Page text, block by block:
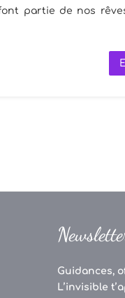
partie de nos
Guidances,
L’invisible